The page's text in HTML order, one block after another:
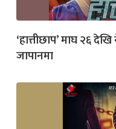
‘हात्तीछाप’ माघ २६
जापानमा